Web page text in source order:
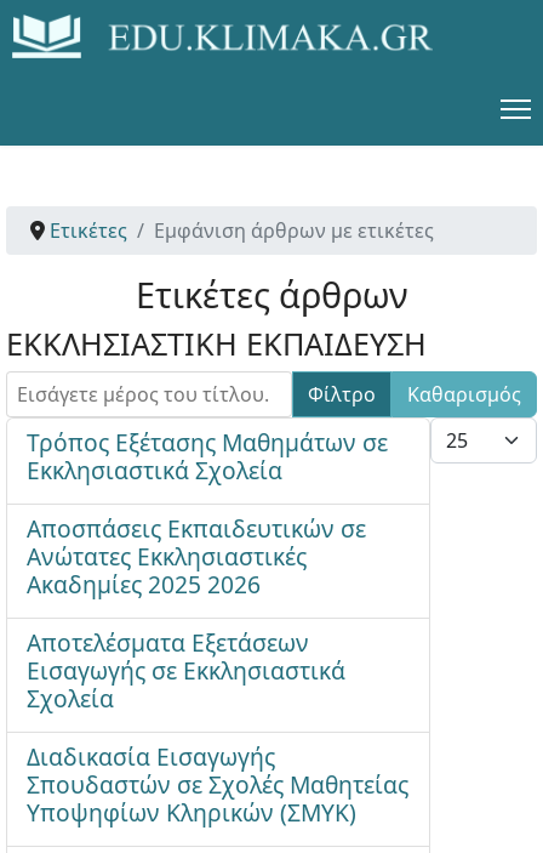
Ετικέτες Εμφάνιση άρθρων με ετικέτες
Ετικέτες άρθρων
ΕΚΚΛΗΣΙΑΣΤΙΚΗ ΕΚΠΑΙΔΕΥΣΗ
Εισάγετε μέρος του τίτλου. Φίλτρο
Καθαρισμός
Εμφάνιση #
Τρόπος Εξέτασης Μαθημάτων σε
Εκκλησιαστικά Σχολεία
Αποσπάσεις Εκπαιδευτικών σε
Ανώτατες Εκκλησιαστικές
Ακαδημίες 2025 2026
Αποτελέσματα Εξετάσεων
Εισαγωγής σε Εκκλησιαστικά
Σχολεία
Διαδικασία Εισαγωγής
Σπουδαστών σε Σχολές Μαθητείας
Υποψηφίων Κληρικών (ΣΜΥΚ)